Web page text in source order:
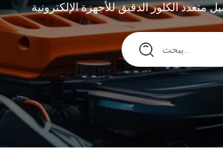
متعدد الكلور الدقيق للأجهزة الإلكترونية